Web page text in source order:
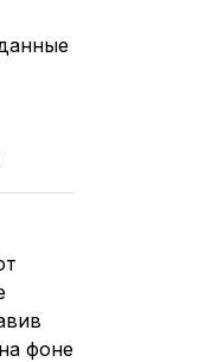
фоне